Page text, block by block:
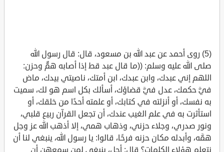
(5) روى أحمد عن عبد الله بن مسعود، قال: قال رسول الله
صلى الله عليه وسلم: ((ما قال عبد قط إذا أصابه همٌّ وحزن:
اللهم إني عبدك، وابن عبدك، ابن أمتك، ناصيتي بيدك، ماض
فيَّ حكمك، عدل فيَّ قضاؤك، أسألك بكل اسم هو لك، سميت
به نفسك، أو أنزلته في كتابك، أو علمته أحدًا من خلقك، أو
استأثرت به في علم الغيب عندك، أن تجعل القرآن ربيع قلبي،
ونور صدري، وجلاء حزني، وذهاب همي، إلا أذهب الله عز وجل
همَّه، وأبدله مكان حزنه فرحًا، قالوا: يا رسول الله، ينبغي لنا أن